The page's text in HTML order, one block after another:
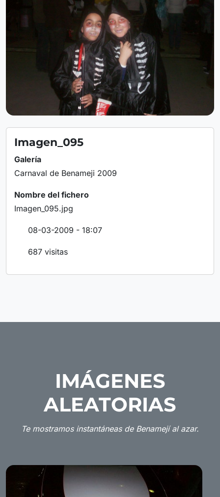
Imagen_095
Galería
Carnaval de Benameji 2009
Nombre del fichero
Imagen_095.jpg
08-03-2009 - 18:07
687 visitas
IMÁGENES
ALEATORIAS
Te mostramos instantáneas de Benamejí al azar.